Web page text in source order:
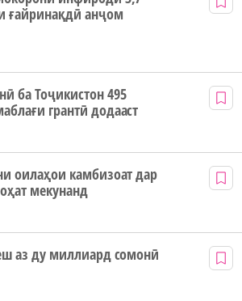
ғайринақдӣ анҷом
ба Тоҷикистон 495
грантӣ додааст
оилаҳои камбизоат дар
мекунанд
аз ду миллиард сомонӣ